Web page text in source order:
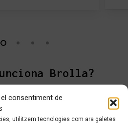
consentiment de
utilitzem tecnologies com ara galetes
Brolla?